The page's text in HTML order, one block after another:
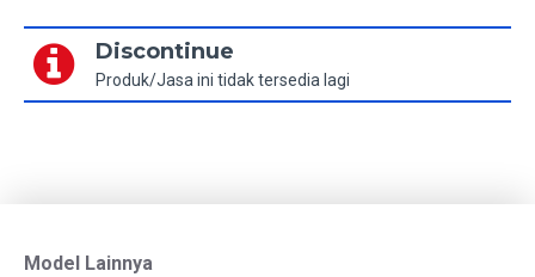
Discontinue
Produk/Jasa ini tidak tersedia lagi
Model Lainnya